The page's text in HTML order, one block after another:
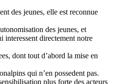
des jeunes, elle est reconnue
des jeunes, et
interessent directement notre
dont tout d’abord la mise en
qui n’en possedent pas.
plus forte des acteurs